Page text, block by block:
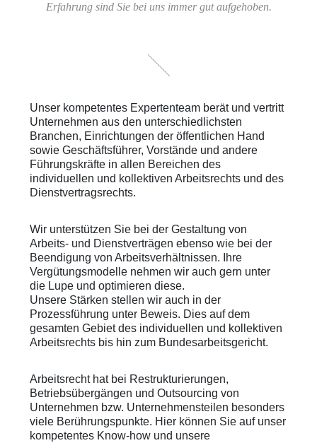
Erfahrung sind Sie bei uns immer gut aufgehoben.
Unser kompetentes Expertenteam berät und vertritt
Unternehmen aus den unterschiedlichsten
Branchen, Einrichtungen der öffentlichen Hand
sowie Geschäftsführer, Vorstände und andere
Führungskräfte in allen Bereichen des
individuellen und kollektiven Arbeitsrechts und des
Dienstvertragsrechts.
Wir unterstützen Sie bei der Gestaltung von
Arbeits- und Dienstverträgen ebenso wie bei der
Beendigung von Arbeitsverhältnissen. Ihre
Vergütungsmodelle nehmen wir auch gern unter
die Lupe und optimieren diese.
Unsere Stärken stellen wir auch in der
Prozessführung unter Beweis. Dies auf dem
gesamten Gebiet des individuellen und kollektiven
Arbeitsrechts bis hin zum Bundesarbeitsgericht.
Arbeitsrecht hat bei Restrukturierungen,
Betriebsübergängen und Outsourcing von
Unternehmen bzw. Unternehmensteilen besonders
viele Berührungspunkte. Hier können Sie auf unser
kompetentes Know-how und unsere